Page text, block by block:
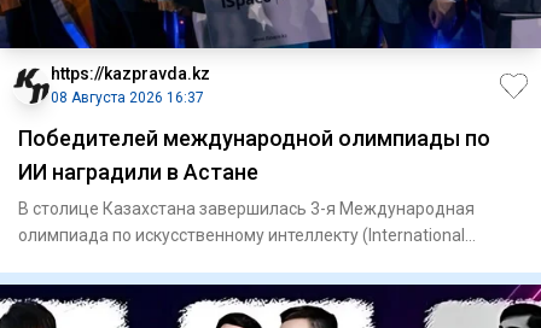
https://kazpravda.kz
08 Августа 2026 16:37
Победителей международной олимпиады по
ИИ наградили в Астане
В столице Казахстана завершилась 3-я Международная
олимпиада по искусственному интеллекту (International